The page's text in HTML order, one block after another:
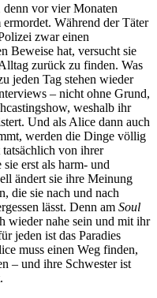
denn vor vier Monaten
Während der Täter
zwar einen
Beweise hat, versucht sie
zurück zu finden. Was
jeden Tag stehen wieder
– nicht ohne Grund,
weshalb ihr
Und als Alice dann auch
werden die Dinge völlig
von ihrer
erst als harm- und
ändert sie ihre Meinung
die sie nach und nach
lässt. Denn am Soul
wieder nahe sein und mit ihr
jeden ist das Paradies
muss einen Weg finden,
– und ihre Schwester ist